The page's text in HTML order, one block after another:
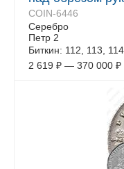
COIN-6446
Серебро
Петр 2
Биткин: 112, 113,
2 619 ₽ — 370 000 ₽